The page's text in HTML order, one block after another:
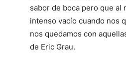
sabor de boca pero que al
intenso vacío cuando nos
nos quedamos con
de Eric Grau.